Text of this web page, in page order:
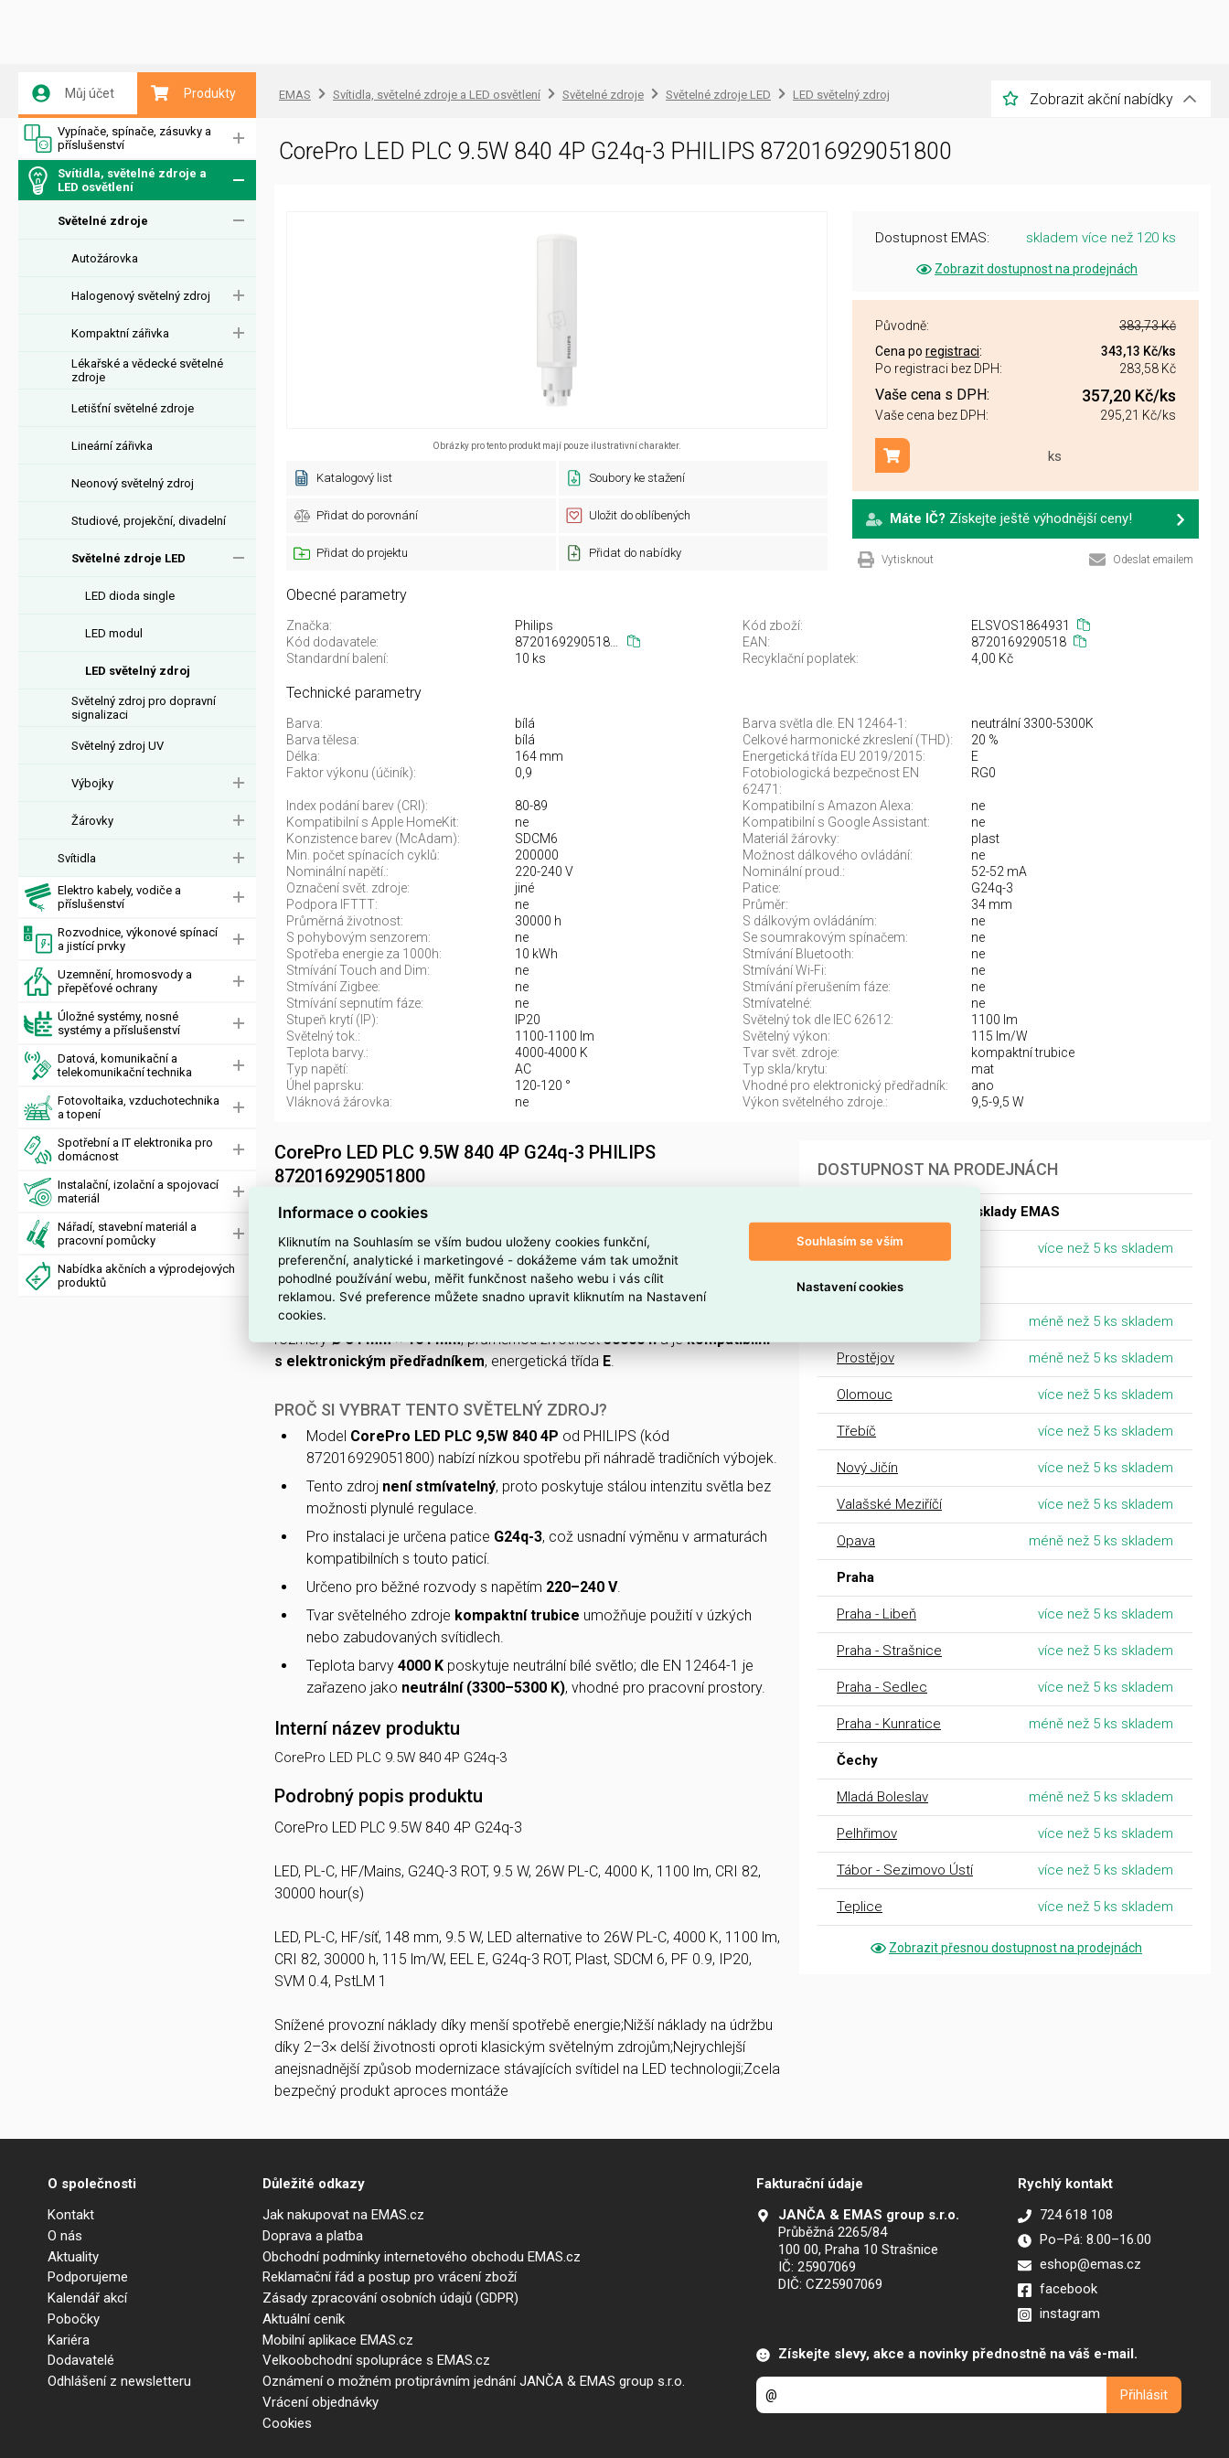
Můj účet Produkty
Vypínače, spínače, zásuvky a
příslušenství
Svítidla, světelné zdroje a
LED osvětlení
Světelné zdroje
Autožárovka
Halogenový světelný zdroj
Kompaktní zářivka
Lékařské a vědecké světelné
zdroje
Letišťní světelné zdroje
Lineární zářivka
Neonový světelný zdroj
Studiové, projekční, divadelní
Světelné zdroje LED
LED dioda single
LED modul
LED světelný zdroj
Světelný zdroj pro dopravní
signalizaci
Světelný zdroj UV
Výbojky
Žárovky
Svítidla
Elektro kabely, vodiče a
příslušenství
Rozvodnice, výkonové spínací
a jistící prvky
Uzemnění, hromosvody a
přepěťové ochrany
Úložné systémy, nosné
systémy a příslušenství
Datová, komunikační a
telekomunikační technika
Fotovoltaika, vzduchotechnika
a topení
Spotřební a IT elektronika pro
domácnost
Instalační, izolační a spojovací
materiál
Nářadí, stavební materiál a
pracovní pomůcky
Nabídka akčních a výprodejových
produktů
EMAS Svítidla, světelné zdroje a LED osvětlení Světelné zdroje Světelné zdroje LED LED světelný zdroj Zobrazit akční nabídky
CorePro LED PLC 9.5W 840 4P G24q-3 PHILIPS 872016929051800
Obrázky pro tento produkt mají pouze ilustrativní charakter.
Katalogový list Soubory ke stažení
Přidat do porovnání Uložit do oblíbených
Přidat do projektu Přidat do nabídky
Dostupnost EMAS: skladem více než 120 ks
Zobrazit dostupnost na prodejnách
Původně:
383,73 Kč
Cena po registraci: 343,13 Kč/ks
Po registraci bez DPH:
283,58 Kč
Vaše cena s DPH: 357,20 Kč/ks
Vaše cena bez DPH: 295,21 Kč/ks
ks
Přidat do košíku
Máte IČ? Získejte ještě výhodnější ceny!
Vytisknout Odeslat emailem
Obecné parametry
Značka: Philips Kód zboží:
ELSVOS1864931
Kód dodavatele:
872016929051800 EAN:
8720169290518
Standardní balení:
10 ks Recyklační poplatek: 4,00 Kč
Technické parametry
Barva: bílá Barva světla dle. EN 12464-1:
neutrální 3300-5300K
Barva tělesa:
bílá Celkové harmonické zkreslení (THD):
20 %
Délka:
164 mm Energetická třída EU 2019/2015:
E
Faktor výkonu (účiník):
0,9
Fotobiologická bezpečnost EN
62471:
RG0
Index podání barev (CRI): 80-89 Kompatibilní s Amazon Alexa:
ne
Kompatibilní s Apple HomeKit:
ne Kompatibilní s Google Assistant:
ne
Konzistence barev (McAdam):
SDCM6 Materiál žárovky:
plast
Min. počet spínacích cyklů:
200000 Možnost dálkového ovládání:
ne
Nominální napětí.:
220-240 V Nominální proud.:
52-52 mA
Označení svět. zdroje:
jiné Patice:
G24q-3
Podpora IFTTT:
ne Průměr:
34 mm
Průměrná životnost:
30000 h S dálkovým ovládáním:
ne
S pohybovým senzorem:
ne Se soumrakovým spínačem:
ne
Spotřeba energie za 1000h:
10 kWh Stmívání Bluetooth:
ne
Stmívání Touch and Dim:
ne Stmívání Wi-Fi:
ne
Stmívání Zigbee:
ne Stmívání přerušením fáze:
ne
Stmívání sepnutím fáze:
ne Stmívatelné:
ne
Stupeň krytí (IP):
IP20 Světelný tok dle IEC 62612:
1100 lm
Světelný tok.:
1100-1100 lm Světelný výkon:
115 lm/W
Teplota barvy.:
4000-4000 K Tvar svět. zdroje:
kompaktní trubice
Typ napětí:
AC Typ skla/krytu:
mat
Úhel paprsku:
120-120 ° Vhodné pro elektronický předřadník:
ano
Vláknová žárovka:
ne Výkon světelného zdroje.: 9,5-9,5 W
CorePro LED PLC 9.5W 840 4P G24q-3 PHILIPS
872016929051800
ŽárovkaCorePro LED PLC 9.5W 840 4P G24q-3
a
světelným tokem1100 lm(přibližně 115 lm/W), vyzařuje neutrální světlo o
teplotě4000 K.
Pracuje na
rozměryØ 34 mm × 164 mm, průměrnou životnost30000 ha jekompatibilní
s elektronickým předřadníkem, energetická třída E.
PROČ SI VYBRAT TENTO SVĚTELNÝ ZDROJ?
Model CorePro LED PLC 9,5W 840 4P od PHILIPS (kód
872016929051800) nabízí nízkou spotřebu při náhradě tradičních výbojek.
Tento zdroj není stmívatelný, proto poskytuje stálou intenzitu světla bez
možnosti plynulé regulace.
Pro instalaci je určena patice G24q-3, což usnadní výměnu v armaturách
kompatibilních s touto paticí.
Určeno pro běžné rozvody s napětím 220–240 V.
Tvar světelného zdroje kompaktní trubice umožňuje použití v úzkých
nebo zabudovaných svítidlech.
Teplota barvy 4000 K poskytuje neutrální bílé světlo; dle EN 12464-1 je
zařazeno jako neutrální (3300–5300 K), vhodné pro pracovní prostory.
Interní název produktu
CorePro LED PLC 9.5W 840 4P G24q-3
Podrobný popis produktu
CorePro LED PLC 9.5W 840 4P G24q-3
LED, PL-C, HF/Mains, G24Q-3 ROT, 9.5 W, 26W PL-C, 4000 K, 1100 lm, CRI 82,
30000 hour(s)
LED, PL-C, HF/síť, 148 mm, 9.5 W, LED alternative to 26W PL-C, 4000 K, 1100 lm,
CRI 82, 30000 h, 115 lm/W, EEL E, G24q-3 ROT, Plast, SDCM 6, PF 0.9, IP20,
SVM 0.4, PstLM 1
Snížené provozní náklady díky menší spotřebě energie;Nižší náklady na údržbu
díky 2–3× delší životnosti oproti klasickým světelným zdrojům;Nejrychlejší
anejsnadnější způsob modernizace stávajících svítidel na LED technologii;Zcela
bezpečný produkt aproces montáže
DOSTUPNOST NA PRODEJNÁCH
Dostupnost centrální sklady EMAS
Centrální sklad Ostrava více než 5 ks skladem
Morava
méně než 5 ks skladem
Prostějov méně než 5 ks skladem
Olomouc více než 5 ks skladem
Třebíč více než 5 ks skladem
Nový Jičín více než 5 ks skladem
Valašské Meziříčí více než 5 ks skladem
Opava méně než 5 ks skladem
Praha
Praha - Libeň více než 5 ks skladem
Praha - Strašnice více než 5 ks skladem
Praha - Sedlec více než 5 ks skladem
Praha - Kunratice méně než 5 ks skladem
Čechy
Mladá Boleslav méně než 5 ks skladem
Pelhřimov více než 5 ks skladem
Tábor - Sezimovo Ústí více než 5 ks skladem
Teplice více než 5 ks skladem
Zobrazit přesnou dostupnost na prodejnách
O společnosti
Kontakt
O nás
Aktuality
Podporujeme
Kalendář akcí
Pobočky
Kariéra
Dodavatelé
Odhlášení z newsletteru
Důležité odkazy
Jak nakupovat na EMAS.cz
Doprava a platba
Obchodní podmínky internetového obchodu EMAS.cz
Reklamační řád a postup pro vrácení zboží
Zásady zpracování osobních údajů (GDPR)
Aktuální ceník
Mobilní aplikace EMAS.cz
Velkoobchodní spolupráce s EMAS.cz
Oznámení o možném protiprávním jednání JANČA & EMAS group s.r.o.
Vrácení objednávky
Cookies
Fakturační údaje
JANČA & EMAS group s.r.o.
Průběžná 2265/84
100 00, Praha 10 Strašnice
IČ: 25907069
DIČ: CZ25907069
Rychlý kontakt
724 618 108
Po–Pá: 8.00–16.00
eshop@emas.cz
facebook
instagram
Získejte slevy, akce a novinky přednostně na váš e-mail.
Informace o cookies
Kliknutím na Souhlasím se vším budou uloženy cookies funkční,
preferenční, analytické i marketingové - dokážeme vám tak umožnit
pohodlné používání webu, měřit funkčnost našeho webu i vás cílit
reklamou. Své preference můžete snadno upravit kliknutím na Nastavení
cookies.
Souhlasím se vším
Nastavení cookies